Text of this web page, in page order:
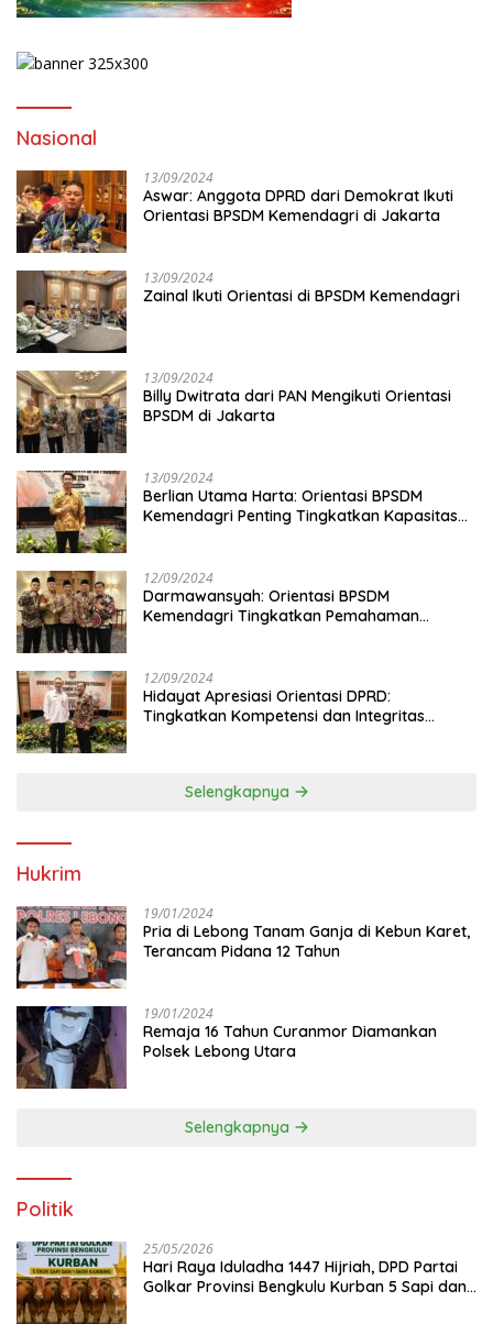
Nasional
13/09/2024
Aswar: Anggota DPRD dari Demokrat Ikuti
Orientasi BPSDM Kemendagri di Jakarta
13/09/2024
Zainal Ikuti Orientasi di BPSDM Kemendagri
13/09/2024
Billy Dwitrata dari PAN Mengikuti Orientasi
BPSDM di Jakarta
13/09/2024
Berlian Utama Harta: Orientasi BPSDM
Kemendagri Penting Tingkatkan Kapasitas
12/09/2024
Darmawansyah: Orientasi BPSDM
Kemendagri Tingkatkan Pemahaman
12/09/2024
Hidayat Apresiasi Orientasi DPRD:
Tingkatkan Kompetensi dan Integritas
Selengkapnya
Hukrim
19/01/2024
Pria di Lebong Tanam Ganja di Kebun Karet,
Terancam Pidana 12 Tahun
19/01/2024
Remaja 16 Tahun Curanmor Diamankan
Polsek Lebong Utara
Selengkapnya
Politik
25/05/2026
Hari Raya Iduladha 1447 Hijriah, DPD Partai
Golkar Provinsi Bengkulu Kurban 5 Sapi dan 1